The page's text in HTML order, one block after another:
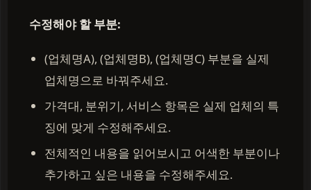
수정해야 할 부분:
(업체명A), (업체명B), (업체명C) 부분을 실제
업체명으로 바꿔주세요.
가격대, 분위기, 서비스 항목은 실제 업체의 특
징에 맞게 수정해주세요.
전체적인 내용을 읽어보시고 어색한 부분이나
추가하고 싶은 내용을 수정해주세요.